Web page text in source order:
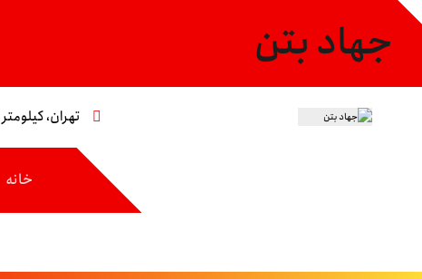
جهاد بتن
تهران، کیلومتر ۸ جاده مخصوص،خیابان عاشری، تقاطع جلال
خانه